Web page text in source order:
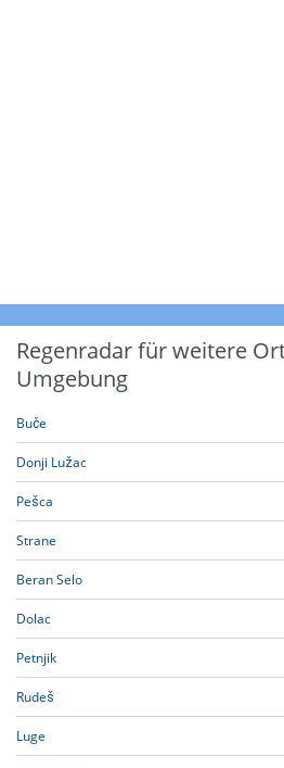
Regenradar für weitere
Umgebung
Buče
Donji Lužac
Pešca
Strane
Beran Selo
Dolac
Petnjik
Rudeš
Luge